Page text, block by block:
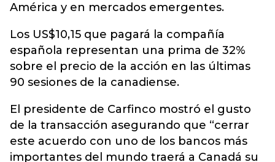
América y en mercados emergentes.
Los US$10,15 que pagará la compañía
española representan una prima de 32%
sobre el precio de la acción en las últimas
90 sesiones de la canadiense.
El presidente de Carfinco mostró el gusto
de la transacción asegurando que “cerrar
este acuerdo con uno de los bancos más
importantes del mundo traerá a Canadá su